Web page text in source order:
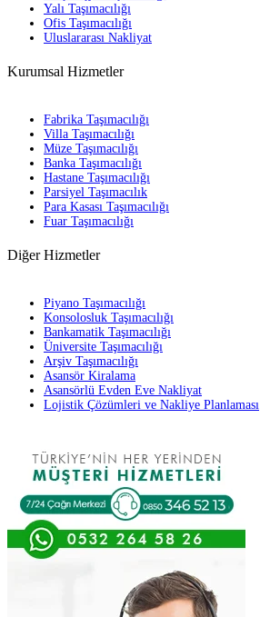
Yalı Taşımacılığı
Ofis Taşımacılığı
Uluslararası Nakliyat
Kurumsal Hizmetler
Fabrika Taşımacılığı
Villa Taşımacılığı
Müze Taşımacılığı
Banka Taşımacılığı
Hastane Taşımacılığı
Parsiyel Taşımacılık
Para Kasası Taşımacılığı
Fuar Taşımacılığı
Diğer Hizmetler
Piyano Taşımacılığı
Konsolosluk Taşımacılığı
Bankamatik Taşımacılığı
Üniversite Taşımacılığı
Arşiv Taşımacılığı
Asansör Kiralama
Asansörlü Evden Eve Nakliyat
Lojistik Çözümleri ve Nakliye Planlaması